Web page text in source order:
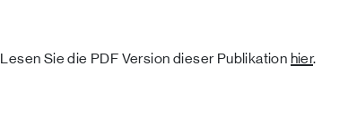
Lesen Sie die PDF Version dieser Publikation hier.